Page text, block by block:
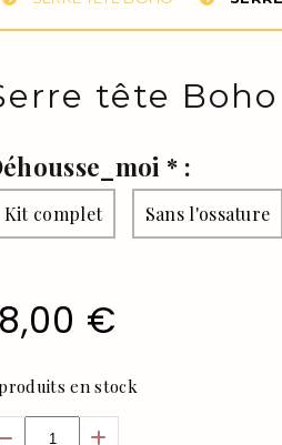
tête
* :
Kit complet Sans l'ossature
€
en stock